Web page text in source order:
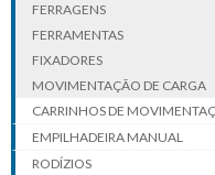
FERRAGENS
FERRAMENTAS
FIXADORES
MOVIMENTAÇÃO DE CARGA
CARRINHOS DE
EMPILHADEIRA MANUAL
RODÍZIOS